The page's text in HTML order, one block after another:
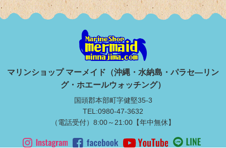
マリンショップ マーメイド（沖縄・水納島・パラセ―リン
グ・ホエールウォッチング）
国頭郡本部町字健堅35-3
TEL:0980-47-3632
（電話受付）8:00～21:00【年中無休】